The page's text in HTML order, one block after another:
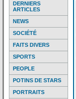
DERNIERS
ARTICLES
NEWS
SOCIÉTÉ
FAITS DIVERS
SPORTS
PEOPLE
POTINS DE STARS
PORTRAITS